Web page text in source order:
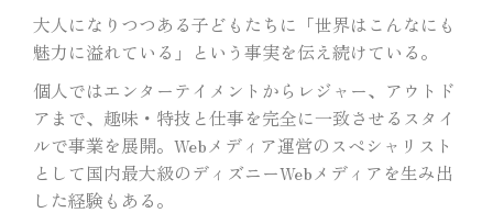
大人になりつつある子どもたちに「世界はこんなにも
魅力に溢れている」という事実を伝え続けている。
個人ではエンターテイメントからレジャー、アウトド
アまで、趣味・特技と仕事を完全に一致させるスタイ
ルで事業を展開。 Webメディア運営のスペシャリスト
として国内最大級のディズニーWebメディアを生み出
した経験もある。